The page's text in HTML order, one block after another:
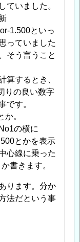
ていました。
1.500といっ
っていました
そう言うこと
算するとき、
りの良い数字
です。
か。
の横に
とかを表示
心線に乗った
書きます。
ります。分か
法だという事